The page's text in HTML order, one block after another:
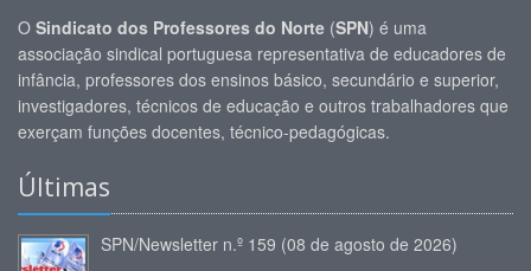
O Sindicato dos Professores do Norte (SPN) é uma
associação sindical portuguesa representativa de educadores de
infância, professores dos ensinos básico, secundário e superior,
investigadores, técnicos de educação e outros trabalhadores que
exerçam funções docentes, técnico-pedagógicas.
Últimas
SPN/Newsletter n.º 159 (08 de agosto de 2026)